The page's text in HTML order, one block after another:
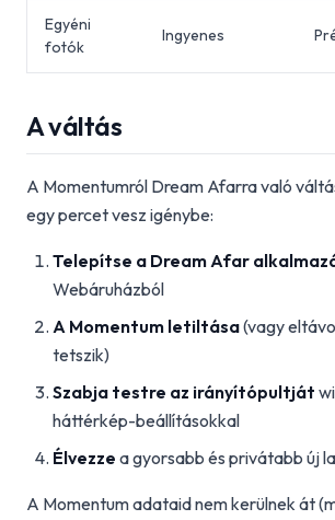
Egyéni
fotók
Ingyenes
A váltás
A Momentumról Dream Afarra való
egy percet vesz igénybe:
Telepítse a Dream Afar
Webáruházból
A Momentum letiltása(vagy
tetszik)
Szabja testre az irányítópultját
háttérkép-beállításokkal
Élvezze a gyorsabb és privátabb új
A Momentum adataid nem kerülnek át